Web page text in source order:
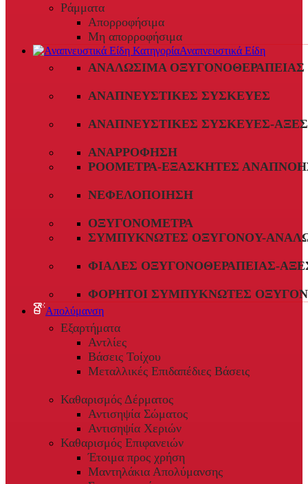
Ράμματα
Απορροφήσιμα
Μη απορροφήσιμα
Αναπνευστικά Είδη
ΑΝΑΛΏΣΙΜΑ ΟΞΥΓΟΝΟΘΕΡΑΠΕΊΑΣ
ΑΝΑΠΝΕΥΣΤΙΚΈΣ ΣΥΣΚΕΥΈΣ
ΑΝΑΠΝΕΥΣΤΙΚΈΣ ΣΥΣΚΕΥΈΣ-
ΑΝΑΡΡΌΦΗΣΗ
ΡΟΌΜΕΤΡΑ-ΕΞΑΣΚΗΤΈΣ
ΝΕΦΕΛΟΠΟΊΗΣΗ
ΟΞΥΓΟΝΌΜΕΤΡΑ
ΣΥΜΠΥΚΝΩΤΈΣ ΟΞΥΓΌΝΟΥ-
ΦΙΆΛΕΣ ΟΞΥΓΟΝΟΘΕΡΑΠΕΊΑΣ-
ΦΟΡΗΤΟΊ ΣΥΜΠΥΚΝΩΤΈΣ
Απολύμανση
Εξαρτήματα
Αντλίες
Βάσεις Τοίχου
Μεταλλικές Επιδαπέδιες Βάσεις
Καθαρισμός Δέρματος
Αντισηψία Σώματος
Αντισηψία Χεριών
Καθαρισμός Επιφανειών
Έτοιμα προς χρήση
Μαντηλάκια Απολύμανσης